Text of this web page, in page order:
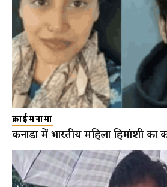
क्राईमनामा
कनाडा में भारतीय महिला हिमांशी